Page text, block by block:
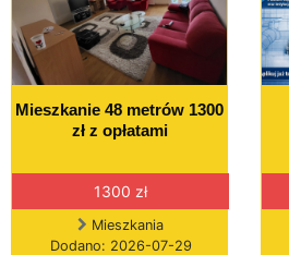
Mieszkanie 48 metrów 1300
zł z opłatami
1300 zł
Mieszkania
Dodano: 2026-07-29